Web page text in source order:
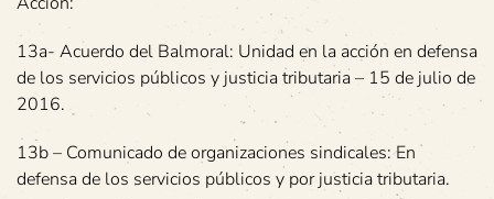
13a- Acuerdo del Balmoral: Unidad en la acción en defensa
de los servicios públicos y justicia tributaria – 15 de julio de
2016.
13b – Comunicado de organizaciones sindicales: En
defensa de los servicios públicos y por justicia tributaria.